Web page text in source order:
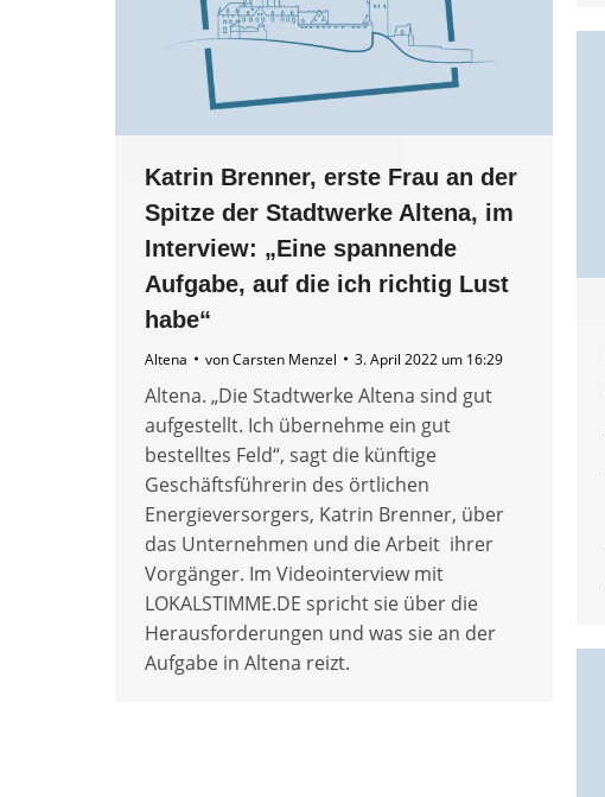
Katrin Brenner, erste Frau an der
Spitze der Stadtwerke Altena, im
Interview: „Eine spannende
Aufgabe, auf die ich richtig Lust
habe“
Altena vonCarsten Menzel 3. April 2022 um 16:29
Altena. „Die Stadtwerke Altena sind gut
aufgestellt. Ich übernehme ein gut
bestelltes Feld“, sagt die künftige
Geschäftsführerin des örtlichen
Energieversorgers, Katrin Brenner, über
das Unternehmen und die Arbeit ihrer
Vorgänger. Im Videointerview mit
LOKALSTIMME.DE spricht sie über die
Herausforderungen und was sie an der
Aufgabe in Altena reizt.